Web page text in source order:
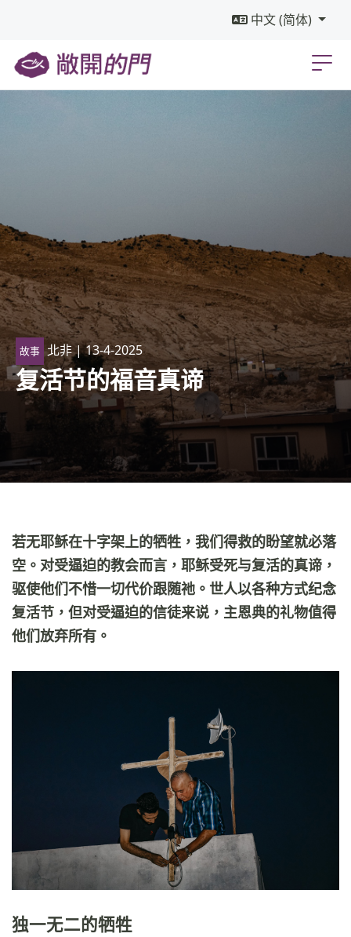
中文 (简体)
故事 北非| 13-4-2025
复活节的福音真谛
若无耶稣在十字架上的牺牲，我们得救的盼望就必落
空。对受逼迫的教会而言，耶稣受死与复活的真谛，
驱使他们不惜一切代价跟随祂。世人以各种方式纪念
复活节，但对受逼迫的信徒来说，主恩典的礼物值得
他们放弃所有。
独一无二的牺牲